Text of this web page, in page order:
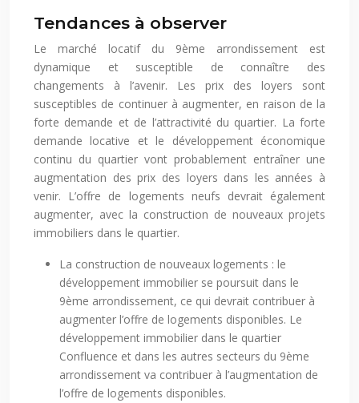
Tendances à observer
Le marché locatif du 9ème arrondissement est
dynamique et susceptible de connaître des
changements à l’avenir. Les prix des loyers sont
susceptibles de continuer à augmenter, en raison de la
forte demande et de l’attractivité du quartier. La forte
demande locative et le développement économique
continu du quartier vont probablement entraîner une
augmentation des prix des loyers dans les années à
venir. L’offre de logements neufs devrait également
augmenter, avec la construction de nouveaux projets
immobiliers dans le quartier.
La construction de nouveaux logements : le
développement immobilier se poursuit dans le
9ème arrondissement, ce qui devrait contribuer à
augmenter l’offre de logements disponibles. Le
développement immobilier dans le quartier
Confluence et dans les autres secteurs du 9ème
arrondissement va contribuer à l’augmentation de
l’offre de logements disponibles.